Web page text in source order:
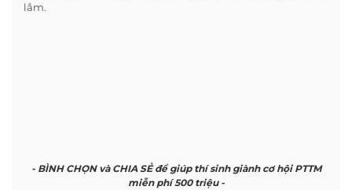
lắm.
- BÌNH CHỌN và CHIA SẺ để giúp thí sinh giành cơ hội PTTM
miễn phí 500 triệu -